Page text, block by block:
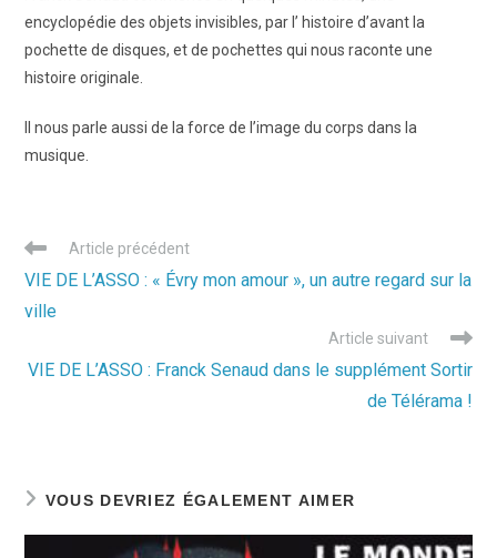
encyclopédie des objets invisibles, par l’ histoire d’avant la
pochette de disques, et de pochettes qui nous raconte une
histoire originale.
Il nous parle aussi de la force de l’image du corps dans la
musique.
Read
articles
Article précédent
VIE DE L’ASSO : « Évry mon amour », un autre regard sur la
ville
Article suivant
VIE DE L’ASSO : Franck Senaud dans le supplément Sortir
de Télérama !
VOUS DEVRIEZ ÉGALEMENT AIMER